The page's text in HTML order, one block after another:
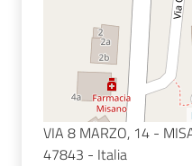
VIA 8 MARZO, 14 -
47843 - Italia